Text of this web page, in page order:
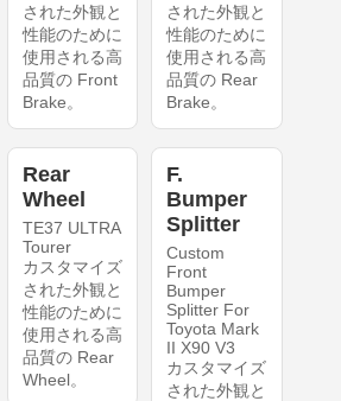
された外観と
性能のために
使用される高
品質の Front
Brake。
された外観と
性能のために
使用される高
品質の Rear
Brake。
Rear
Wheel
TE37 ULTRA
Tourer
カスタマイズ
された外観と
性能のために
使用される高
品質の Rear
Wheel。
F.
Bumper
Splitter
Custom
Front
Bumper
Splitter For
Toyota Mark
II X90 V3
カスタマイズ
された外観と